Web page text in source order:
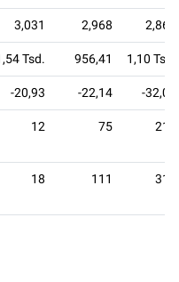
3,031 2,968 2,869
Tsd. 956,41 1,10 Tsd.
-20,93 -22,14 -32,04
12 75 217
18 111 316